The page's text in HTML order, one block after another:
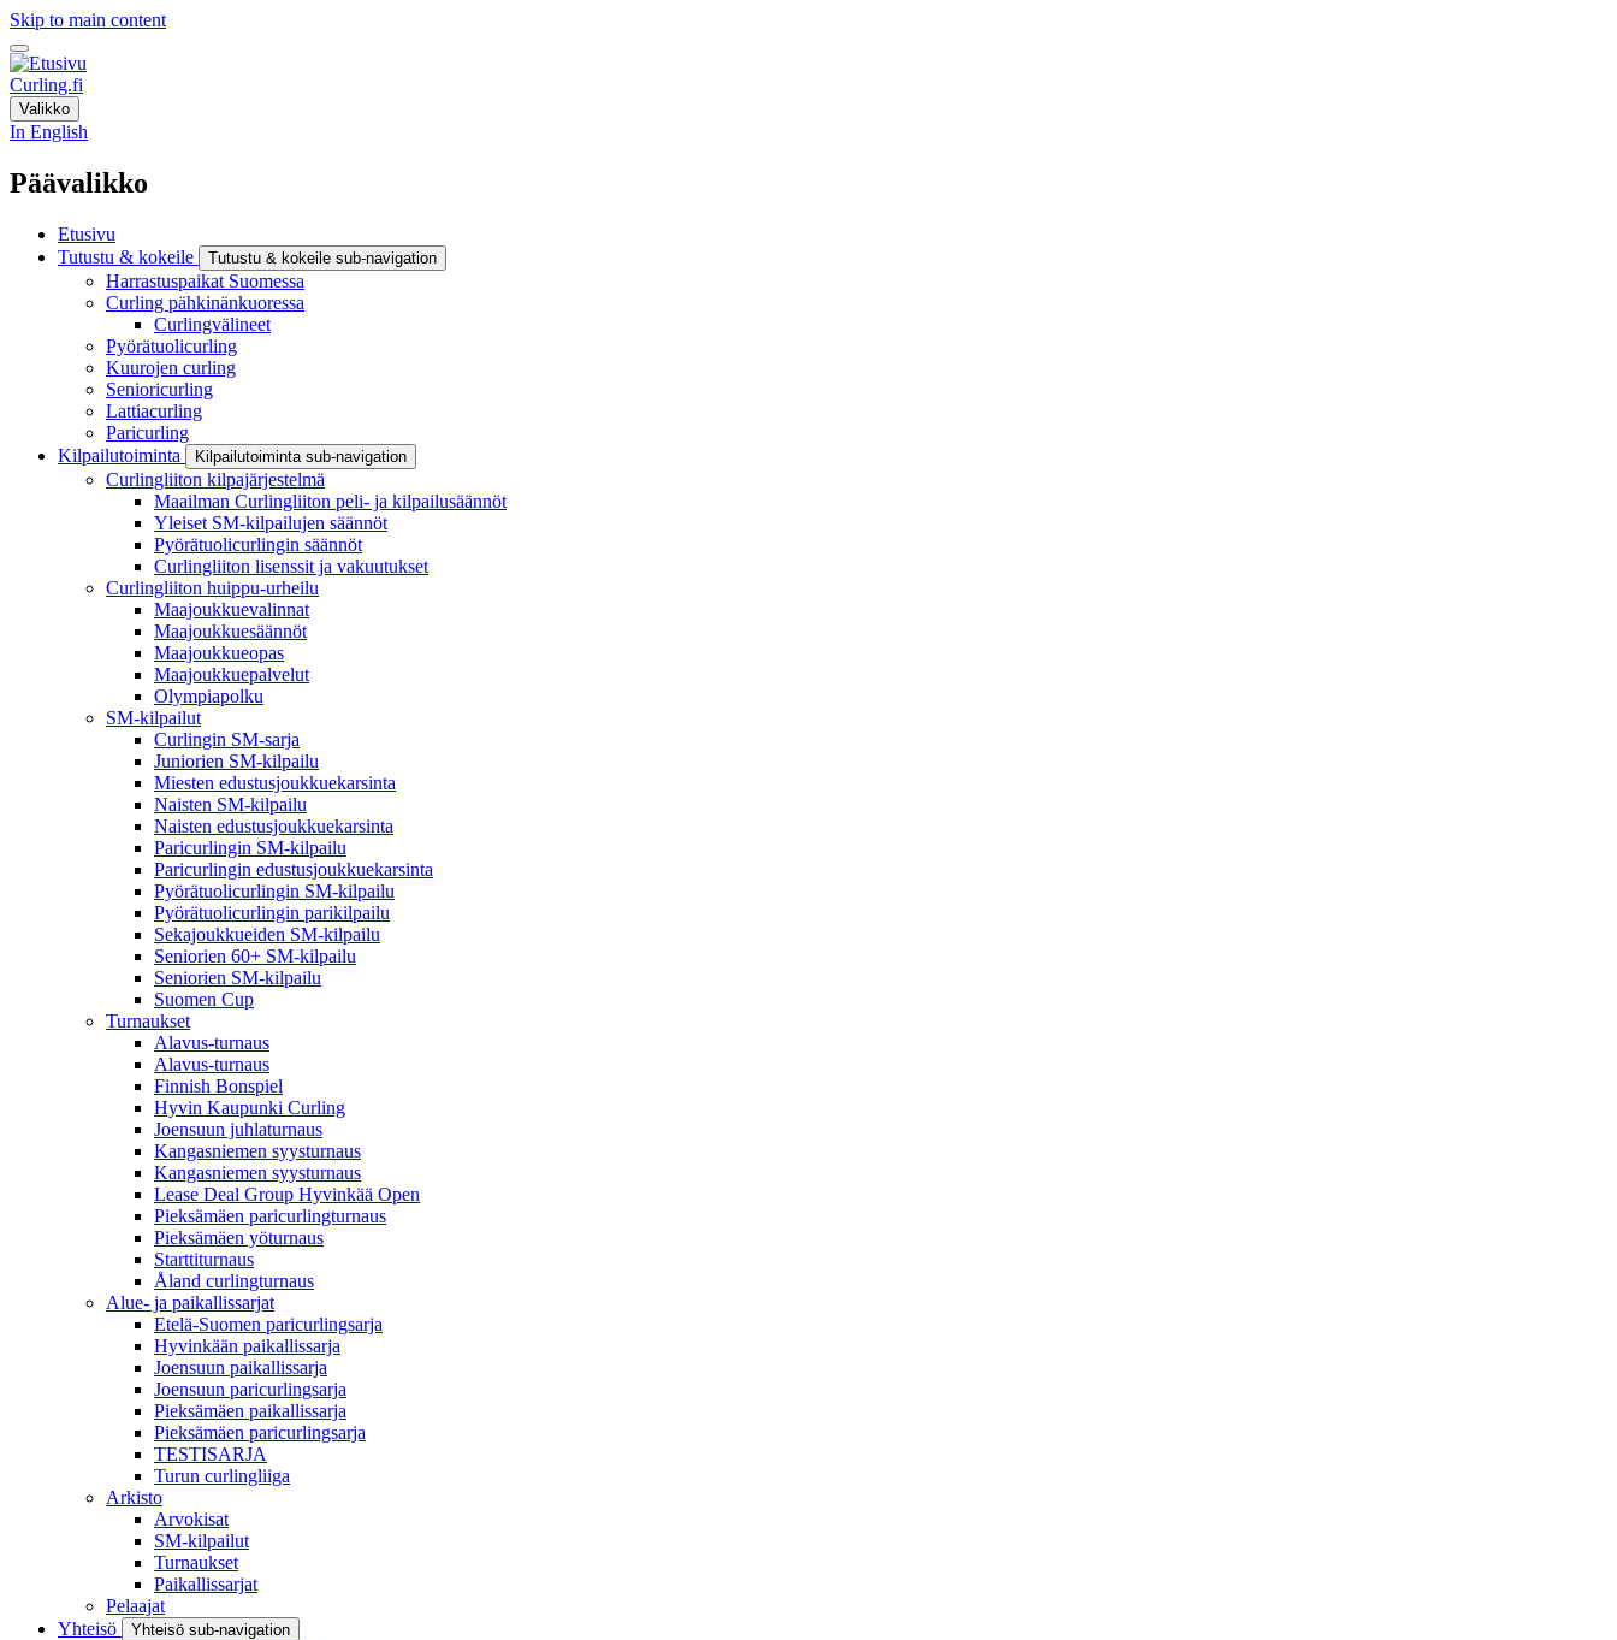
Skip to main content
Curling.fi
Valikko
In English
Päävalikko
Etusivu
Tutustu & kokeile
Tutustu & kokeile sub-navigation
Harrastuspaikat Suomessa
Curling pähkinänkuoressa
Curlingvälineet
Pyörätuolicurling
Kuurojen curling
Senioricurling
Lattiacurling
Paricurling
Kilpailutoiminta
Kilpailutoiminta sub-navigation
Curlingliiton kilpajärjestelmä
Maailman Curlingliiton peli- ja kilpailusäännöt
Yleiset SM-kilpailujen säännöt
Pyörätuolicurlingin säännöt
Curlingliiton lisenssit ja vakuutukset
Curlingliiton huippu-urheilu
Maajoukkuevalinnat
Maajoukkuesäännöt
Maajoukkueopas
Maajoukkuepalvelut
Olympiapolku
SM-kilpailut
Curlingin SM-sarja
Juniorien SM-kilpailu
Miesten edustusjoukkuekarsinta
Naisten SM-kilpailu
Naisten edustusjoukkuekarsinta
Paricurlingin SM-kilpailu
Paricurlingin edustusjoukkuekarsinta
Pyörätuolicurlingin SM-kilpailu
Pyörätuolicurlingin parikilpailu
Sekajoukkueiden SM-kilpailu
Seniorien 60+ SM-kilpailu
Seniorien SM-kilpailu
Suomen Cup
Turnaukset
Alavus-turnaus
Alavus-turnaus
Finnish Bonspiel
Hyvin Kaupunki Curling
Joensuun juhlaturnaus
Kangasniemen syysturnaus
Kangasniemen syysturnaus
Lease Deal Group Hyvinkää Open
Pieksämäen paricurlingturnaus
Pieksämäen yöturnaus
Starttiturnaus
Åland curlingturnaus
Alue- ja paikallissarjat
Etelä-Suomen paricurlingsarja
Hyvinkään paikallissarja
Joensuun paikallissarja
Joensuun paricurlingsarja
Pieksämäen paikallissarja
Pieksämäen paricurlingsarja
TESTISARJA
Turun curlingliiga
Arkisto
Arvokisat
SM-kilpailut
Turnaukset
Paikallissarjat
Pelaajat
Yhteisö
Yhteisö sub-navigation